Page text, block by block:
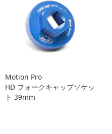
Motion Pro
HD フォークキャップソケッ
ト 39mm